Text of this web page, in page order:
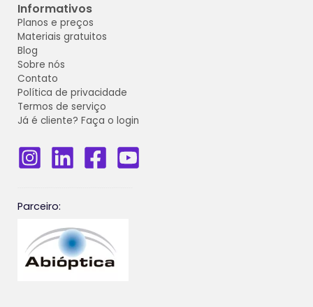
Informativos
Planos e preços
Materiais gratuitos
Blog
Sobre nós
Contato
Política de privacidade
Termos de serviço
Já é cliente? Faça o login
Parceiro: